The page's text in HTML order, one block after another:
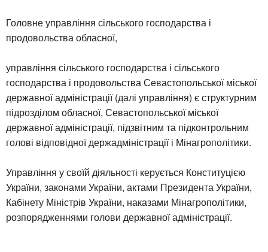
Головне управління сільського господарства і
продовольства обласної,
управління сільського господарства і сільського
господарства і продовольства Севастопольської міської
державної адміністрації (далі управління) є структурним
підрозділом обласної, Севастопольської міської
державної адміністрації, підзвітним та підконтрольним
голові відповідної держадміністрації і Мінагрополітики.
Управління у своїй діяльності керується Конституцією
України, законами України, актами Президента України,
Кабінету Міністрів України, наказами Мінагрополітики,
розпорядженнями голови державної адміністрації.